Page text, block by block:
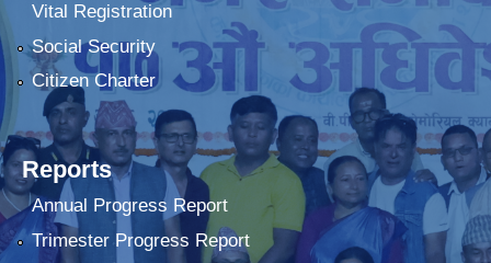
Vital Registration
Social Security
Citizen Charter
Reports
Annual Progress Report
Trimester Progress Report